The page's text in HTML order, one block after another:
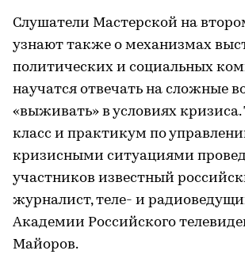
Слушатели Мастерской на
узнают также о механизмах
политических и социальных
научатся отвечать на сложные
«выживать» в условиях кризиса.
класс и практикум по
кризисными ситуациями
участников известный
журналист, теле- и
Академии Российского
Майоров.